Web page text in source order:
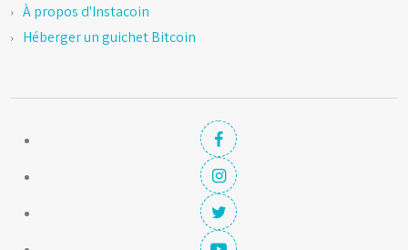
À propos d'Instacoin
Héberger un guichet Bitcoin